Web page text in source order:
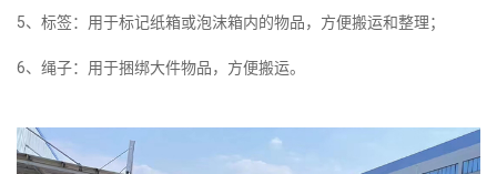
5、标签：用于标记纸箱或泡沫箱内的物品，方便搬运和整理；
6、绳子：用于捆绑大件物品，方便搬运。